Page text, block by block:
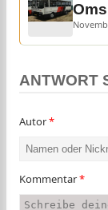
ANTWORT
Autor*
Kommentar*